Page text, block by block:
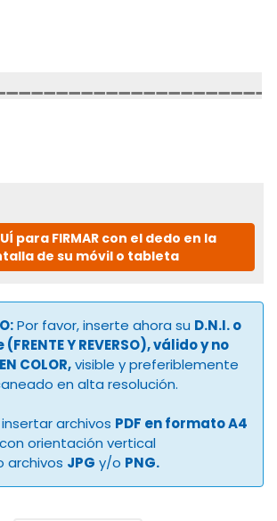
para FIRMAR con el dedo en la
de su móvil o tableta
Por favor, inserte ahora su D.N.I. o
Y REVERSO), válido y no
COLOR,visible y preferiblemente
en alta resolución.
archivos PDF en formato A4
con orientación vertical
archivos JPG y/o PNG.